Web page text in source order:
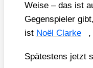
Wei­se – das ist
Gegen­spie­ler
ist Noël Clar­ke ,
Spä­tes­tens jetzt